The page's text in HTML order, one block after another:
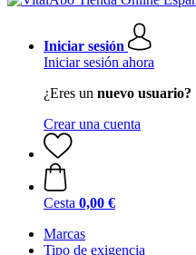
Iniciar sesión
Iniciar sesión ahora
¿Eres un nuevo usuario?
Crear una cuenta
Cesta 0,00 €
Marcas
Tipo de exigencia